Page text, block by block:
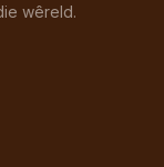
wêreld.